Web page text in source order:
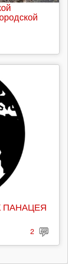
ПАНАЦЕЯ
2